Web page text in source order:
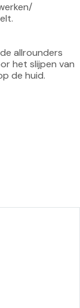
allrounders
het slijpen van
de huid.